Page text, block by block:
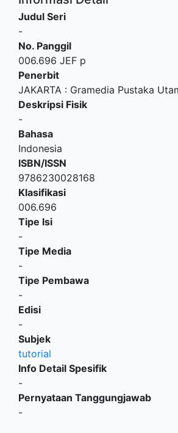
Judul Seri
-
No. Panggil
006.696 JEF p
Penerbit
JAKARTA : Gramedia Pustaka
Deskripsi Fisik
-
Bahasa
Indonesia
ISBN/ISSN
9786230028168
Klasifikasi
006.696
Tipe Isi
-
Tipe Media
-
Tipe Pembawa
-
Edisi
-
Subjek
tutorial
Info Detail Spesifik
-
Pernyataan Tanggungjawab
-